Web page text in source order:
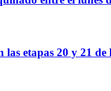
etapas 20 y 21